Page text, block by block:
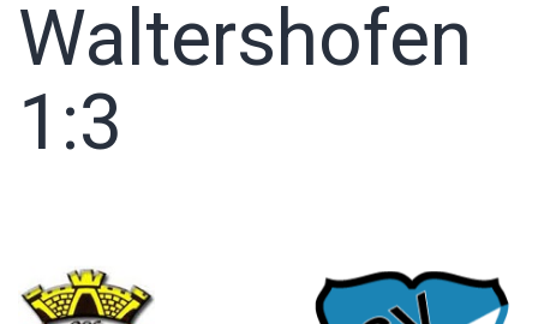
Waltershofen
1:3